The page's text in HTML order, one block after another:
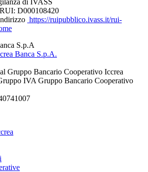
D000108420
https://ruipubblico.ivass.it/rui-
S.p.A
Banca S.p.A.
Gruppo Bancario Cooperativo Iccrea
IVA Gruppo Bancario Cooperativo